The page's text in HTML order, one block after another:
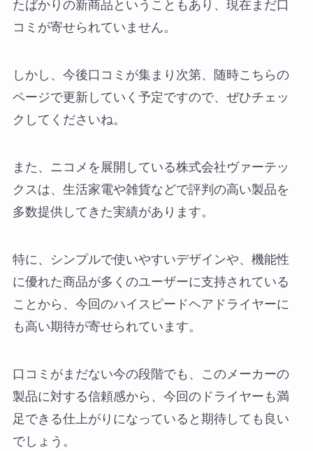
たばかりの新商品ということもあり、現在まだ口
コミが寄せられていません。
しかし、今後口コミが集まり次第、随時こちらの
ページで更新していく予定ですので、ぜひチェッ
クしてくださいね。
また、ニコメを展開している株式会社ヴァーテッ
クスは、生活家電や雑貨などで評判の高い製品を
多数提供してきた実績があります。
特に、シンプルで使いやすいデザインや、機能性
に優れた商品が多くのユーザーに支持されている
ことから、今回のハイスピードヘアドライヤーに
も高い期待が寄せられています。
口コミがまだない今の段階でも、このメーカーの
製品に対する信頼感から、今回のドライヤーも満
足できる仕上がりになっていると期待しても良い
でしょう。